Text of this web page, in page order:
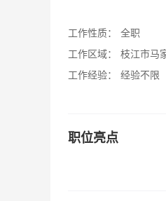
工作性质：
全职
工作区域：
枝江市马
工作经验：
经验不限
职位亮点